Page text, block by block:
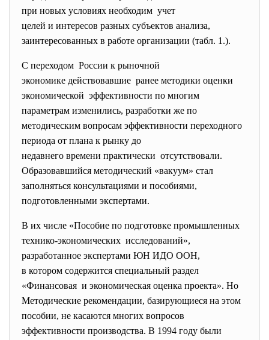
при новых условиях необходим учет
целей и интересов разных субъектов анализа,
заинтересованных в работе организации (табл. 1.).
С переходом России к рыночной
экономике действовавшие ранее методики оценки
экономической эффективности по многим
параметрам изменились, разработки же по
методическим вопросам эффективности переходного
периода от плана к рынку до
недавнего времени практически отсутствовали.
Образовавшийся методический «вакуум» стал
заполняться консультациями и пособиями,
подготовленными экспертами.
В их числе «Пособие по подготовке промышленных
технико-экономических исследований»,
разработанное экспертами ЮН ИДО ООН,
в котором содержится специальный раздел
«Финансовая и экономическая оценка проекта». Но
Методические рекомендации, базирующиеся на этом
пособии, не касаются многих вопросов
эффективности производства. В 1994 году были